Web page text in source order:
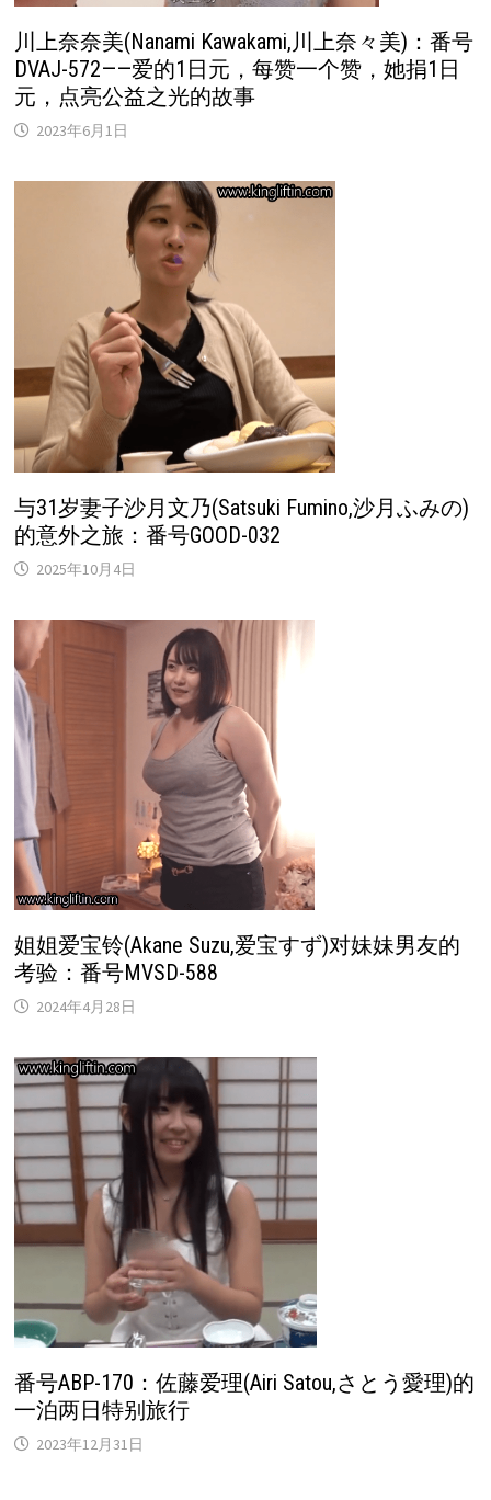
川上奈奈美(Nanami Kawakami,川上奈々美)：番号
DVAJ-572——爱的1日元，每赞一个赞，她捐1日
元，点亮公益之光的故事
2023年6月1日
与31岁妻子沙月文乃(Satsuki Fumino,沙月ふみの)
的意外之旅：番号GOOD-032
2025年10月4日
姐姐爱宝铃(Akane Suzu,爱宝すず)对妹妹男友的
考验：番号MVSD-588
2024年4月28日
番号ABP-170：佐藤爱理(Airi Satou,さとう愛理)的
一泊两日特别旅行
2023年12月31日